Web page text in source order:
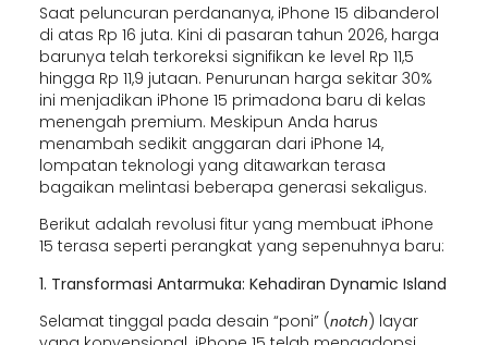
Saat peluncuran perdananya, iPhone 15 dibanderol
di atas Rp 16 juta. Kini di pasaran tahun 2026, harga
barunya telah terkoreksi signifikan ke level Rp 11,5
hingga Rp 11,9 jutaan. Penurunan harga sekitar 30%
ini menjadikan iPhone 15 primadona baru di kelas
menengah premium. Meskipun Anda harus
menambah sedikit anggaran dari iPhone 14,
lompatan teknologi yang ditawarkan terasa
bagaikan melintasi beberapa generasi sekaligus.
Berikut adalah revolusi fitur yang membuat iPhone
15 terasa seperti perangkat yang sepenuhnya baru:
1. Transformasi Antarmuka: Kehadiran Dynamic Island
Selamat tinggal pada desain “poni” (notch) layar